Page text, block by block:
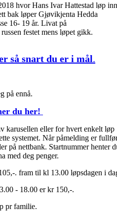
hvor Hans Ivar Hattestad løp inn
bak løper Gjøvikjenta Hedda
16- 19 år. Livat på
festet mens løpet gikk.
så snart du er i mål.
på ennå.
du her!
karusellen eller for hvert enkelt løp
systemet. Når påmelding er
på nettbank. Startnummer henter
med deg penger.
. fram til kl 13.00 løpsdagen i
- 18.00 er kr 150,-.
pr familie.